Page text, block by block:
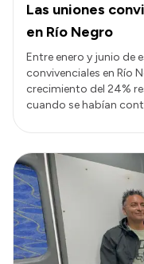
Las uniones
en Río Negro
Entre enero y junio de
convivenciales en Río
crecimiento del 24%
cuando se habían